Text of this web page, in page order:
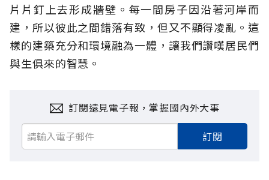
片片釘上去形成牆壁。每一間房子因沿著河岸而
建，所以彼此之間錯落有致，但又不顯得凌亂。這
樣的建築充分和環境融為一體，讓我們讚嘆居民們
與生俱來的智慧。
訂閱遠見電子報，掌握國內外大事
訂閱